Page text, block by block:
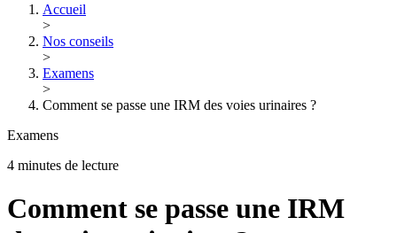
Accueil
>
Nos conseils
>
Examens
>
Comment se passe une IRM des voies urinaires ?
Examens
4 minutes de lecture
Comment se passe une IRM